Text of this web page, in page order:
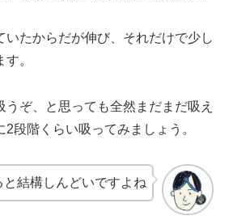
いたからだが伸び、それだけで少し
。
うぞ、と思っても全然まだまだ吸え
段階くらい吸ってみましょう。
と結構しんどいですよね